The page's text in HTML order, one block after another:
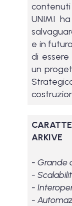
contenuti
UNIMI
e in
di
un
ARKIVE
- Grande
-
-
-